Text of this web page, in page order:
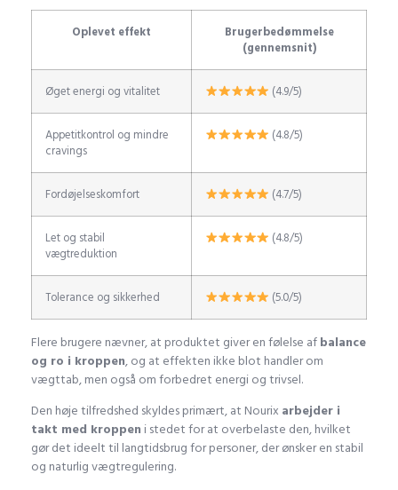
Oplevet effekt
Brugerbedømmelse
(gennemsnit)
Øget energi og vitalitet (4.9/5)
Appetitkontrol og mindre
cravings
(4.8/5)
Fordøjelseskomfort (4.7/5)
Let og stabil
vægtreduktion
(4.8/5)
Tolerance og sikkerhed (5.0/5)
Flere brugere nævner, at produktet giver en følelse afbalance
og ro i kroppen, og at effekten ikke blot handler om
vægttab, men også om forbedret energi og trivsel.
Den høje tilfredshed skyldes primært, at Nourix arbejder i
takt med kroppen i stedet for at overbelaste den, hvilket
gør det ideelt til langtidsbrug for personer, der ønsker en stabil
og naturlig vægtregulering.